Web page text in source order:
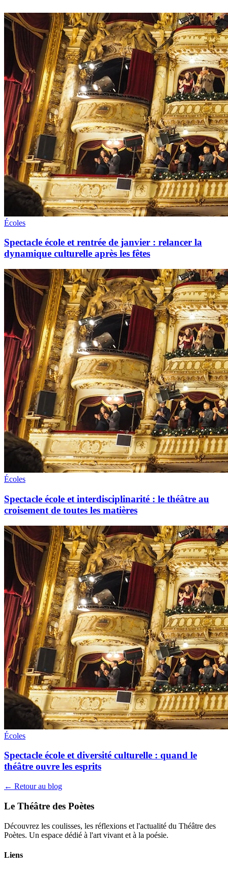
Écoles
Spectacle école et rentrée de janvier : relancer la
dynamique culturelle après les fêtes
Écoles
Spectacle école et interdisciplinarité : le théâtre au
croisement de toutes les matières
Écoles
Spectacle école et diversité culturelle : quand le
théâtre ouvre les esprits
← Retour au blog
Le Théâtre des Poètes
Découvrez les coulisses, les réflexions et l'actualité du Théâtre des
Poètes. Un espace dédié à l'art vivant et à la poésie.
Liens